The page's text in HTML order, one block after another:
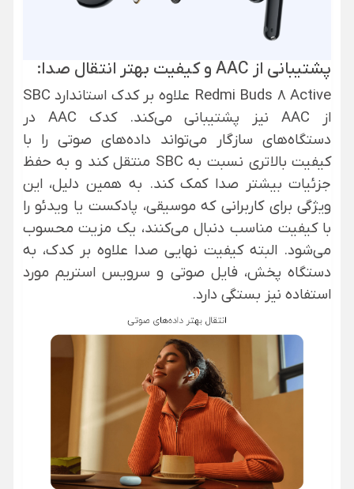
پشتیبانی از AAC و کیفیت بهتر انتقال صدا:
Redmi Buds 8 Active علاوه بر کدک استاندارد SBC
از AAC نیز پشتیبانی می‌کند. کدک AAC در
دستگاه‌های سازگار می‌تواند داده‌های صوتی را با
کیفیت بالاتری نسبت به SBC منتقل کند و به حفظ
جزئیات بیشتر صدا کمک کند. به همین دلیل، این
ویژگی برای کاربرانی که موسیقی، پادکست یا ویدئو را
با کیفیت مناسب دنبال می‌کنند، یک مزیت محسوب
می‌شود. البته کیفیت نهایی صدا علاوه بر کدک، به
دستگاه پخش، فایل صوتی و سرویس استریم مورد
استفاده نیز بستگی دارد.